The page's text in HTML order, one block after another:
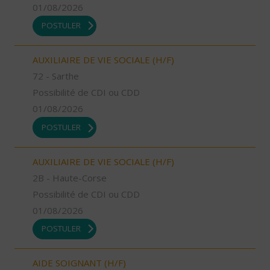
01/08/2026
POSTULER
AUXILIAIRE DE VIE SOCIALE (H/F)
72 - Sarthe
Possibilité de CDI ou CDD
01/08/2026
POSTULER
AUXILIAIRE DE VIE SOCIALE (H/F)
2B - Haute-Corse
Possibilité de CDI ou CDD
01/08/2026
POSTULER
AIDE SOIGNANT (H/F)